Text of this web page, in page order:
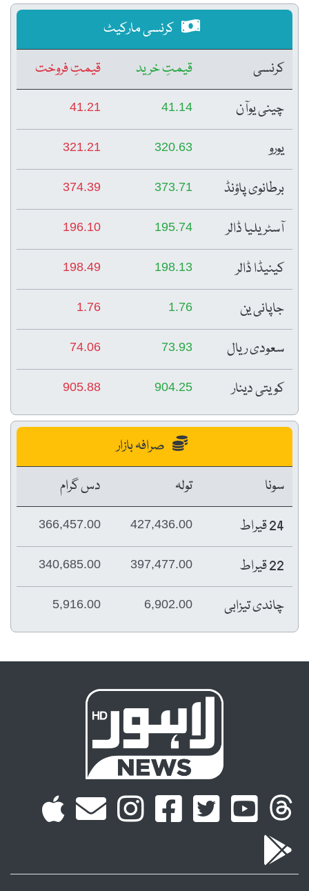
کرنسی مارکیٹ
کرنسی
قیمتِ خرید
قیمتِ فروخت
چینی یوآن
41.14
41.21
یورو 320.63
321.21
برطانوی پاؤنڈ 373.71
374.39
آسٹریلیا ڈالر 195.74
196.10
کینیڈا ڈالر 198.13
198.49
جاپانی ین 1.76
1.76
سعودی ریال 73.93
74.06
کویتی دینار 904.25
905.88
صرافہ بازار
سونا
تولہ
دس گرام
24 قیراط
427,436.00
366,457.00
22 قیراط 397,477.00
340,685.00
چاندی تیزابی 6,902.00
5,916.00